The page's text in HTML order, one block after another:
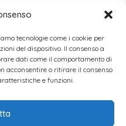
tecnologie come i cookie per
del dispositivo. Il consenso a
dati come il comportamento di
acconsentire o ritirare il consenso
e funzioni.
delle
e degli
del Piemonte
GIANNONE 8A – 10121
TEL: